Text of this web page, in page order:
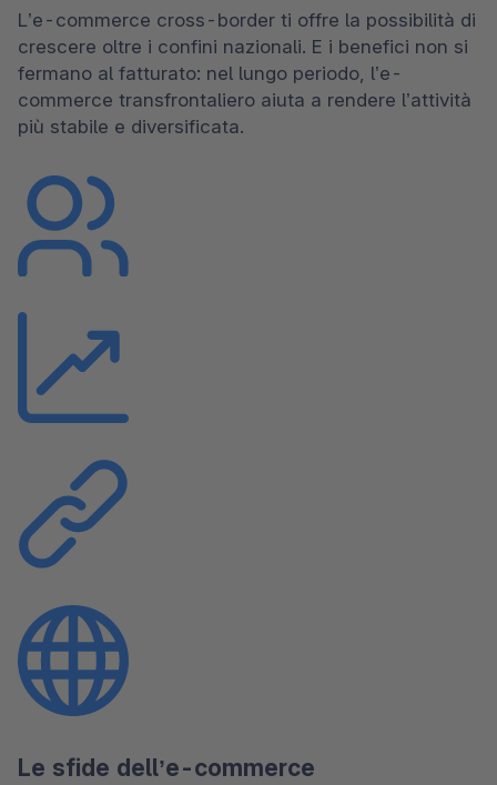
L’e-commerce cross-border ti offre la possibilità di
crescere oltre i confini nazionali. E i benefici non si
fermano al fatturato: nel lungo periodo, l’e-
commerce transfrontaliero aiuta a rendere l’attività
più stabile e diversificata.
Le sfide dell’e-commerce